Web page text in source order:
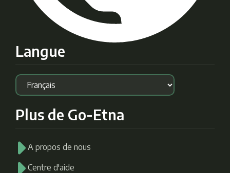
Langue
Plus de Go-Etna
A propos de nous
Centre d'aide